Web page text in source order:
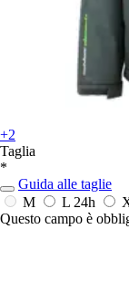
+2
Taglia
*
Guida alle taglie
M
L 24h
Questo campo è